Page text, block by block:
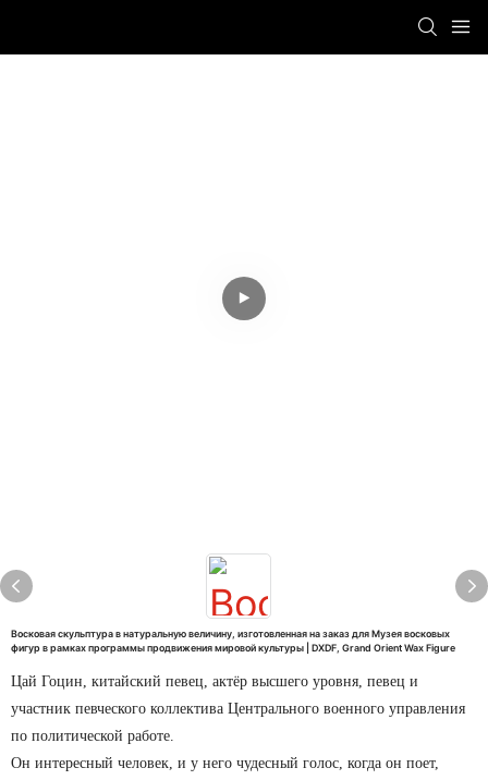
Восковая скульптура в натуральную величину, изготовленная на заказ для Музея восковых
фигур в рамках программы продвижения мировой культуры | DXDF, Grand Orient Wax Figure
Цай Гоцин, китайский певец, актёр высшего уровня, певец и
участник певческого коллектива Центрального военного управления
по политической работе.
Он интересный человек, и у него чудесный голос, когда он поет,